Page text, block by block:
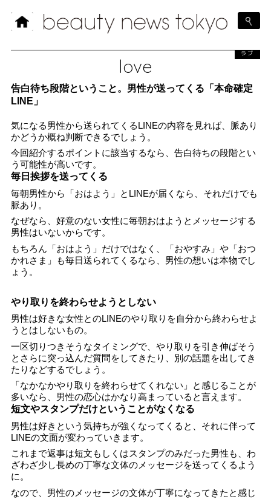
love
ラブ
告白待ち段階ということ。男性が送ってくる「本命確定
LINE」
気になる男性から送られてくるLINEの内容を見れば、脈あり
かどうか概ね判断できるでしょう。
今回紹介するポイントに該当するなら、告白待ちの段階とい
う可能性が高いです。
毎日挨拶を送ってくる
毎朝男性から「おはよう」とLINEが届くなら、それだけでも
脈あり。
なぜなら、好意のない女性に毎朝おはようとメッセージする
男性はいないからです。
もちろん「おはよう」だけではなく、「おやすみ」や「おつ
かれさま」も毎日送られてくるなら、男性の想いは本物でし
ょう。
やり取りを終わらせようとしない
男性は好きな女性とのLINEのやり取りを自分から終わらせよ
うとはしないもの。
一区切りつきそうなタイミングで、やり取りを引き伸ばそう
とさらに突っ込んだ質問をしてきたり、別の話題を出してき
たりなどするでしょう。
「なかなかやり取りを終わらせてくれない」と感じることが
多いなら、男性の恋心はかなり高まっていると言えます。
短文やスタンプだけということがなくなる
男性は好きという気持ちが強くなってくると、それに伴って
LINEの文面が変わっていきます。
これまで返事は短文もしくはスタンプのみだった男性も、わ
ざわざ少し長めの丁寧な文体のメッセージを送ってくるよう
に。
なので、男性のメッセージの文体が丁寧になってきたと感じ